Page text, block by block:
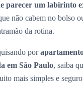
parecer um labirinto
não cabem no bolso
da rotina.
por
em São Paulo, saiba
mais simples e